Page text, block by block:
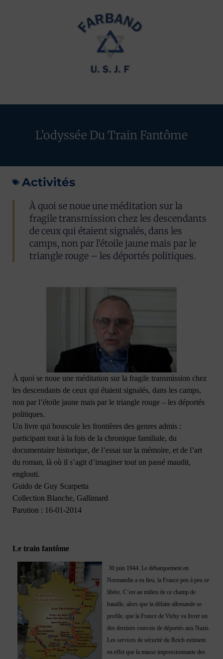
L’odyssée Du Train Fantôme
Activités
À quoi se noue une méditation sur la
fragile transmission chez les descendants
de ceux qui étaient signalés, dans les
camps, non par l’étoile jaune mais par le
triangle rouge – les déportés politiques.
À quoi se noue une méditation sur la fragile transmission chez
les descendants de ceux qui étaient signalés, dans les camps,
non par l’étoile jaune mais par le triangle rouge – les déportés
politiques.
Un livre qui bouscule les frontières des genres admis :
participant tout à la fois de la chronique familiale, du
documentaire historique, de l’essai sur la mémoire, et de l’art
du roman, là où il s’agit d’imaginer tout un passé maudit,
englouti.
Guido de Guy Scarpetta
Collection Blanche, Gallimard
Parution : 16-01-2014
Le train fantôme
30 juin 1944. Le débarquement en
Normandie a eu lieu, la France peu à peu se
libère. C’est au milieu de ce champ de
bataille, alors que la défaite allemande se
profile, que la France de Vichy va livrer un
des derniers convois de déportés aux Nazis.
Les services de sécurité du Reich estiment
en effet que la masse impressionnante des